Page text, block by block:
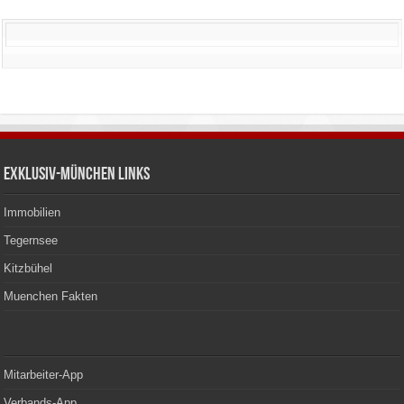
Exklusiv-München Links
Immobilien
Tegernsee
Kitzbühel
Muenchen Fakten
Mitarbeiter-App